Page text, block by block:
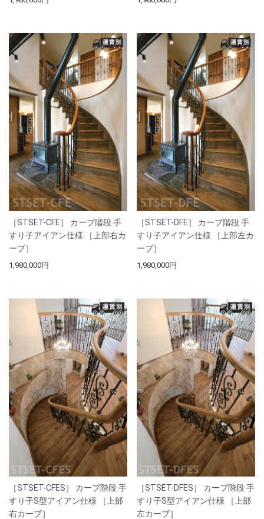
［STSET-CFE］ カーブ階段 手
すり子アイアン仕様 ［上部右カ
ーブ］
1,980,000円
［STSET-DFE］ カーブ階段 手
すり子アイアン仕様 ［上部左カ
ーブ］
1,980,000円
［STSET-CFES］ カーブ階段 手
すり子S型アイアン仕様 ［上部
右カーブ］
［STSET-DFES］ カーブ階段 手
すり子S型アイアン仕様 ［上部
左カーブ］